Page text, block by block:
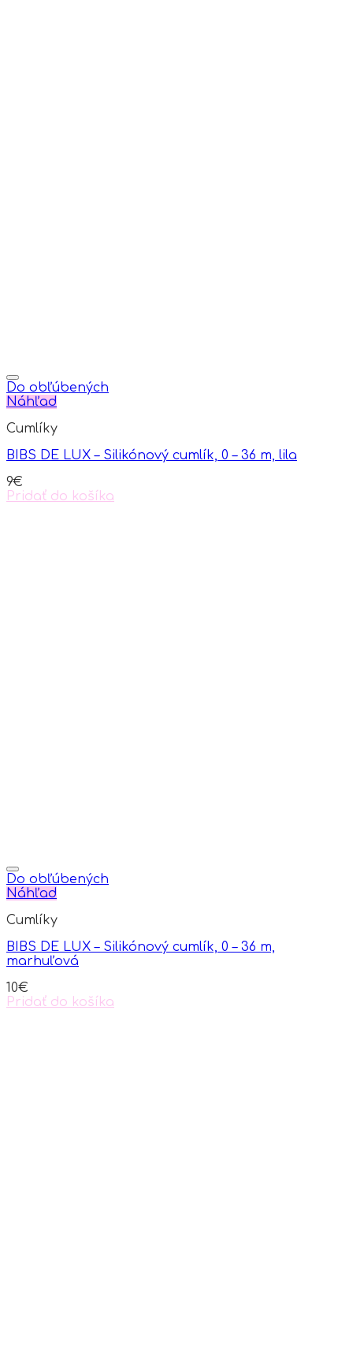
Do obľúbených
Náhľad
Cumlíky
BIBS DE LUX – Silikónový cumlík, 0 – 36 m, lila
9€
Pridať do košíka
Do obľúbených
Náhľad
Cumlíky
BIBS DE LUX – Silikónový cumlík, 0 – 36 m,
marhuľová
10€
Pridať do košíka